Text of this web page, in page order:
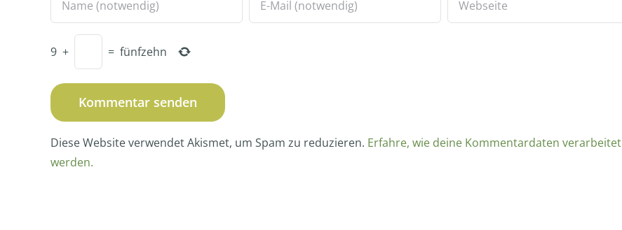
9 + = fünfzehn
Diese Website verwendet Akismet, um Spam zu reduzieren. Erfahre, wie deine Kommentardaten verarbeitet
werden.